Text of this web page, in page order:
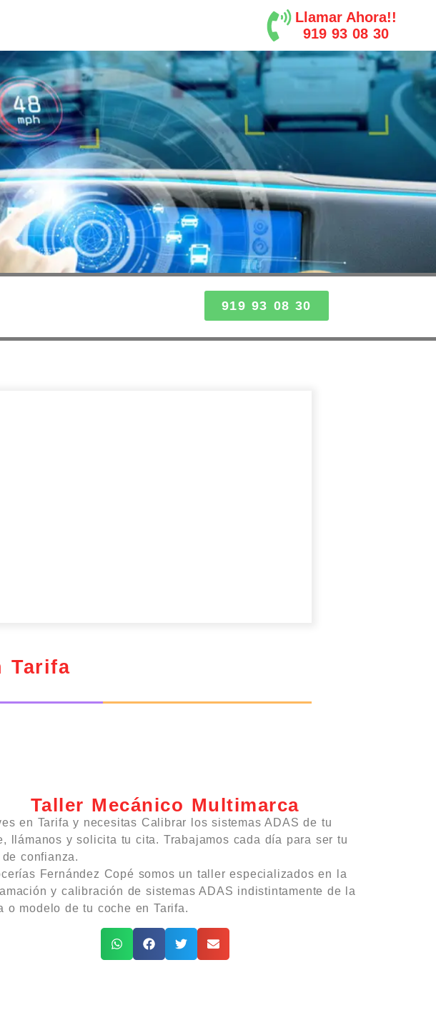
Llamar Ahora!!
919 93 08 30
919 93 08 30
Tarifa
Taller Mecánico Multimarca
en Tarifa y necesitas Calibrar los sistemas ADAS de tu
llámanos y solicita tu cita. Trabajamos cada día para ser tu
confianza.
Fernández Copé somos un taller especializados en la
y calibración de sistemas ADAS indistintamente de la
o modelo de tu coche en Tarifa.